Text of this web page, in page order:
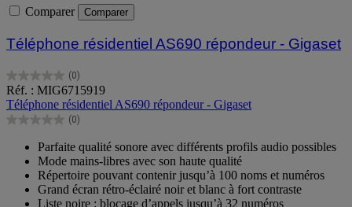
Comparer Comparer
Téléphone résidentiel AS690 répondeur - Gigaset
(0)
0.0
sur
5
étoiles.
Réf. : MIG6715919
Téléphone résidentiel AS690 répondeur - Gigaset
(0)
0.0
étoiles.
Parfaite qualité sonore avec différents profils audio possibles
Mode mains-libres avec son haute qualité
Répertoire pouvant contenir jusqu’à 100 noms et numéros
Grand écran rétro-éclairé noir et blanc à fort contraste
Liste noire : blocage d’appels jusqu’à 32 numéros